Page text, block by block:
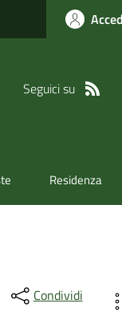
Seguici su
Residenza
Condividi